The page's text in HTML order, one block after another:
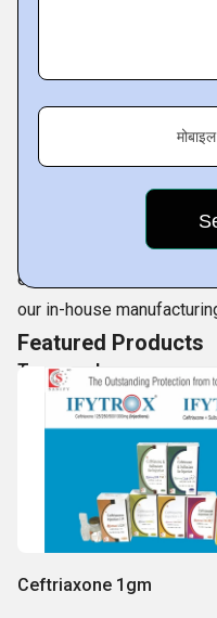
selection of medicines
Our mission is to
effective, quality and
our in-house
Teamwork
At our company, we
Featured Products
Ceftriaxone 1gm